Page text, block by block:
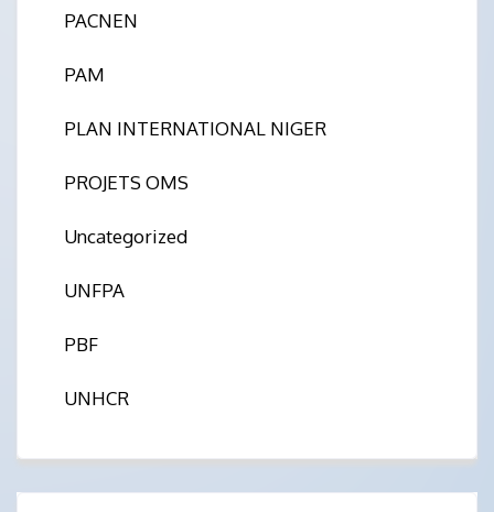
PACNEN
PAM
PLAN INTERNATIONAL NIGER
PROJETS OMS
Uncategorized
UNFPA
PBF
UNHCR